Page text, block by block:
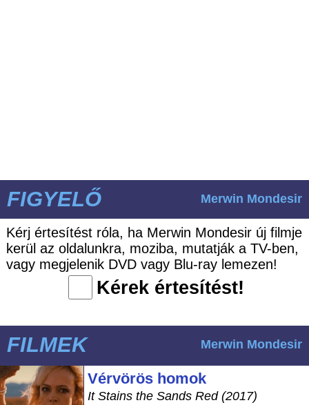
FIGYELŐ Merwin Mondesir
Kérj értesítést róla, ha Merwin Mondesir új filmje
kerül az oldalunkra, moziba, mutatják a TV-ben,
vagy megjelenik DVD vagy Blu-ray lemezen!
Kérek értesítést!
FILMEK Merwin Mondesir
Vérvörös homok
It Stains the Sands Red (2017)